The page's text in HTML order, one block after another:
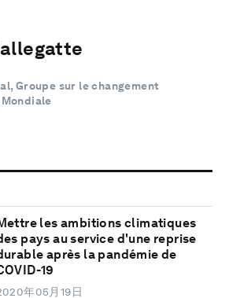
Groupe sur le changement
les ambitions climatiques
pays au service d'une reprise
après la pandémie de
19
年05月19日